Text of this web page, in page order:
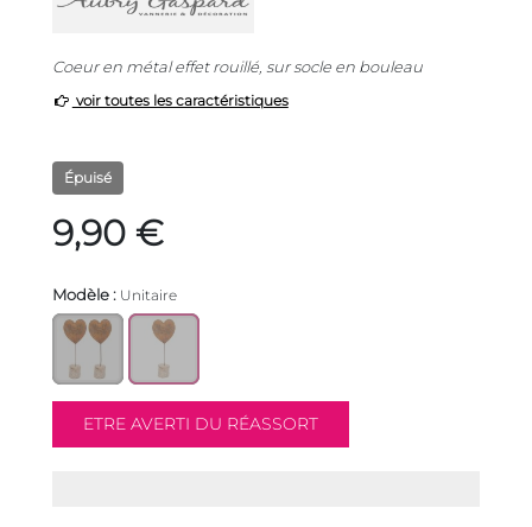
Coeur en métal effet rouillé, sur socle en bouleau
voir toutes les caractéristiques
Épuisé
9,90 €
Modèle : Unitaire